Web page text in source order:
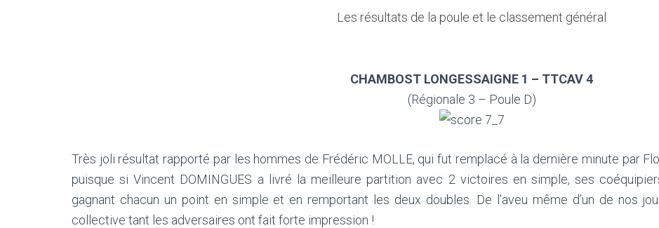
Les résultats de la poule et le classement général
CHAMBOST LONGESSAIGNE 1 – TTCAV 4
(Régionale 3 – Poule D)
Très joli résultat rapporté par les hommes de Frédéric MOLLE, qui fut remplacé à la dernière minute par
puisque si Vincent DOMINGUES a livré la meilleure partition avec 2 victoires en simple, ses
gagnant chacun un point en simple et en remportant les deux doubles. De l’aveu même d’un de nos
collective tant les adversaires ont fait forte impression !